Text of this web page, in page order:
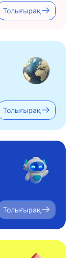
Толығырақ
Толығырақ
Толығырақ